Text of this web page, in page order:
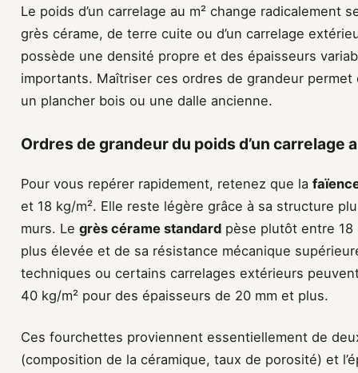
Le poids d’un carrelage au m² change radicalement
grès cérame, de terre cuite ou d’un carrelage
possède une densité propre et des épaisseurs
importants. Maîtriser ces ordres de grandeur permet
un plancher bois ou une dalle ancienne.
Ordres de grandeur du poids d’un carrelage
Pour vous repérer rapidement, retenez que la
et 18 kg/m². Elle reste légère grâce à sa structure
murs. Le grès cérame standard pèse plutôt entre 18
plus élevée et de sa résistance mécanique
techniques ou certains carrelages extérieurs
40 kg/m² pour des épaisseurs de 20 mm et plus.
Ces fourchettes proviennent essentiellement de
(composition de la céramique, taux de porosité) et